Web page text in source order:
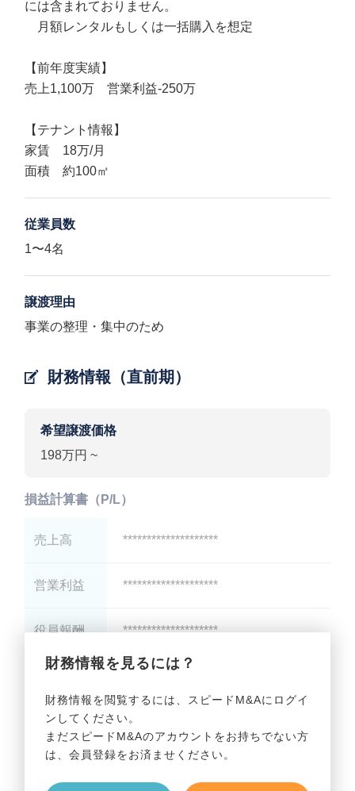
には含まれておりません。
月額レンタルもしくは一括購入を想定
【前年度実績】
売上1,100万 営業利益-250万
【テナント情報】
家賃 18万/月
面積 約100㎡
従業員数
1〜4名
譲渡理由
事業の整理・集中のため
財務情報（直前期）
希望譲渡価格
198万円 ~
財務情報を見るには？
財務情報を閲覧するには、スピードM&Aにログイ
ンしてください。
まだスピードM&Aのアカウントをお持ちでない方
は、会員登録をお済ませください。
損益計算書（P/L）
売上高 ********************
営業利益 ********************
役員報酬 ********************
貸借対照表（B/S）
総資産 ********************